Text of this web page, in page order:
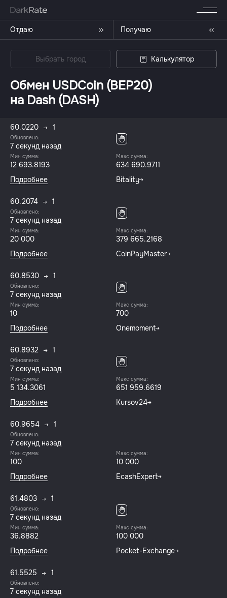
Отдаю Получаю
Выбрать город Калькулятор
Обмен USDCoin (BEP20)
на Dash (DASH)
60.0220 1
Обновлено:
8 секунд назад
Мин сумма:
12 693.8193
Макс сумма:
634 690.9711
Подробнее
Bitality
60.2074 1
Обновлено:
8 секунд назад
Мин сумма:
20 000
Макс сумма:
379 665.2168
Подробнее
CoinPayMaster
60.8530 1
Обновлено:
8 секунд назад
Мин сумма:
10
Макс сумма:
700
Подробнее
Onemoment
60.8932 1
Обновлено:
8 секунд назад
Мин сумма:
5 134.3061
Макс сумма:
651 959.6619
Подробнее
Kursov24
60.9654 1
Обновлено:
8 секунд назад
Мин сумма:
100
Макс сумма:
10 000
Подробнее
EcashExpert
61.4803 1
Обновлено:
8 секунд назад
Мин сумма:
36.8882
Макс сумма:
100 000
Подробнее
Pocket-Exchange
61.5525 1
Обновлено:
8 секунд назад